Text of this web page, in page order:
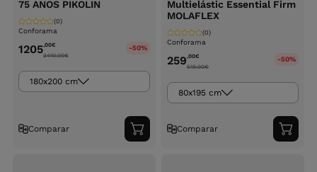
75 ANOS PIKOLIN
Conforama
(0)
1205,00€
2410.00€
-50%
180x200 cm
Comparar
Adicionar
ao
Multielástic Essential Firm
MOLAFLEX
Conforama
(0)
259,00€
519.00€
-50%
80x195 cm
Comparar
ao